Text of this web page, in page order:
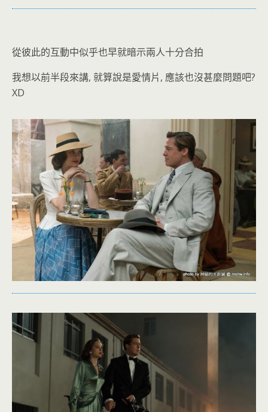
從彼此的互動中似乎也早就暗示兩人十分合拍
我想以前半段來講, 就算說是愛情片, 應該也沒甚麼問題吧?
XD